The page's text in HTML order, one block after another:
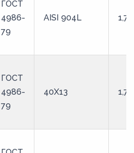
ГОСТ
4986-
79
AISI 904L 1,7
ГОСТ
4986-
79
40Х13 1,7